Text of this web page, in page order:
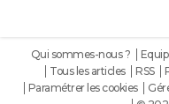
Qui sommes-nous ?
Tous les articles
RSS
Paramétrer les cookies